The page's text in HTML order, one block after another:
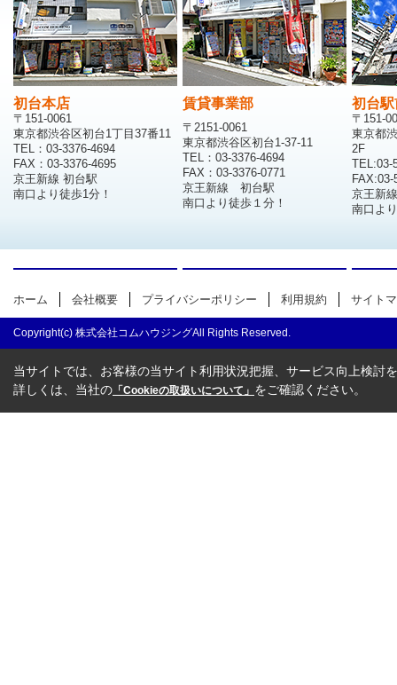
初台本店
〒151-0061
東京都渋谷区初台1丁目37番11
TEL：03-3376-4694
FAX：03-3376-4695
京王新線 初台駅
南口より徒歩1分！
賃貸事業部
〒2151-0061
東京都渋谷区初台1-37-11
TEL：03-3376-4694
FAX：03-3376-0771
京王新線 初台駅
南口より徒歩１分！
初台
〒151-
東京都
2F
TEL:03-
FAX:03-
京王新
南口よ
ホーム 会社概要 プライバシーポリシー 利用規約 サイト
Copyright(c) 株式会社コムハウジングAll Rights Reserved.
当サイトでは、お客様の当サイト利用状況把握、サービス向上検討
詳しくは、当社の 「Cookieの取扱いについて」 をご確認ください。